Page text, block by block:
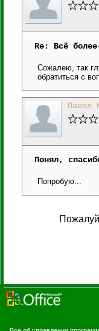
Re: Всё
Сожалею, так
обратиться с
Павел
Понял,
Попробую...